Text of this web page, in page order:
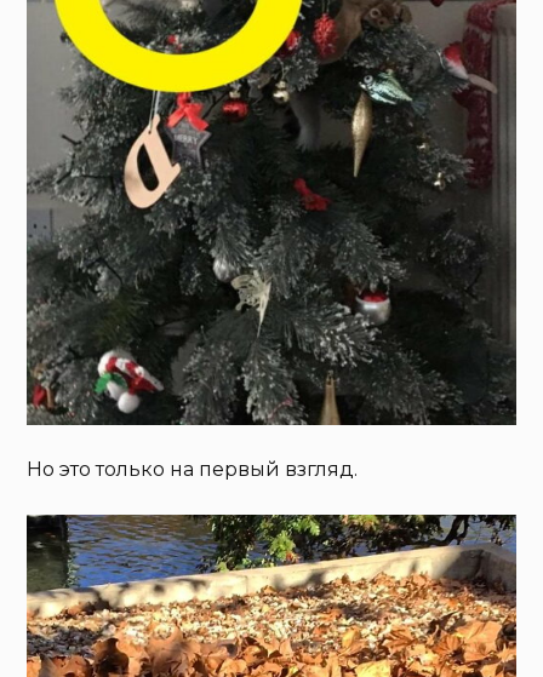
Но это только на первый взгляд.